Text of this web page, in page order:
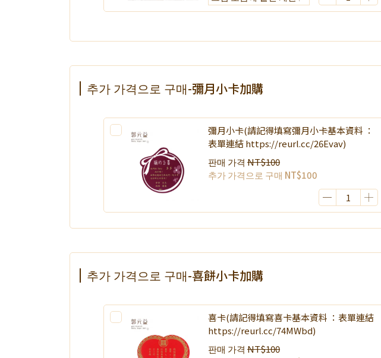
추가 가격으로 구매-彌月小卡加購
彌月小卡(請記得填寫彌月小卡基本資料 ：
表單連結 https://reurl.cc/26Evav)
판매 가격 NT$100
추가 가격으로 구매 NT$100
추가 가격으로 구매-喜餅小卡加購
喜卡(請記得填寫喜卡基本資料 ：表單連結
https://reurl.cc/74MWbd)
판매 가격 NT$100